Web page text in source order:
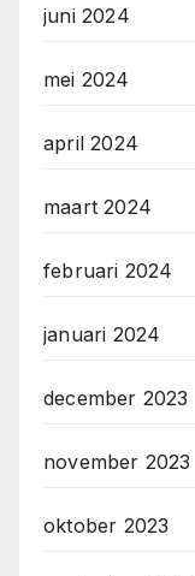
juni 2024
mei 2024
april 2024
maart 2024
februari 2024
januari 2024
december 2023
november 2023
oktober 2023